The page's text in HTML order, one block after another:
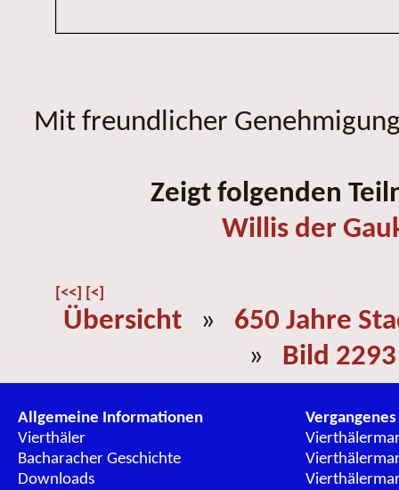
Mit freundlicher
Zeigt folgenden
Willis der
[<<] [<]
Übersicht » 650 Jahre
» Bild 2293
Allgemeine Informationen
Vierthäler
Bacharacher Geschichte
Downloads
Vergangenes